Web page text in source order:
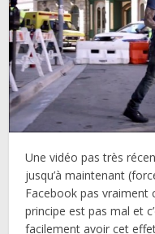
Une vidéo pas très
jusqu’à maintenant
Facebook pas vraiment
principe est pas mal et
facilement avoir cet